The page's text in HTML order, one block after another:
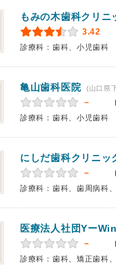
もみの木歯科クリニ
3.42
診療科：歯科、小児歯科
亀山歯科医院 (山口県
－
診療科：歯科、小児歯科
にしだ歯科クリニッ
－
診療科：歯科、歯周病科
医療法人社団Yー
－
診療科：歯科、矯正歯科